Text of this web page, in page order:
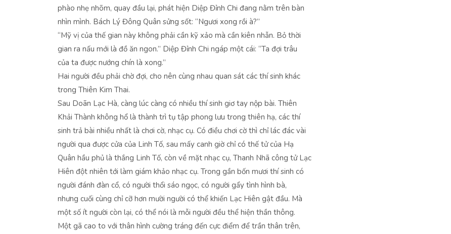
phào nhẹ nhõm, quay đầu lại, phát hiện Diệp Đỉnh Chi đang nằm trên bàn
nhìn mình. Bách Lý Đông Quân sửng sốt: “Ngươi xong rồi à?”
“Mỹ vị của thế gian này không phải cần kỹ xảo mà cần kiên nhẫn. Bỏ thời
gian ra nấu mới là đồ ăn ngon.” Diệp Đỉnh Chi ngáp một cái: “Ta đợi trâu
của ta được nướng chín là xong.”
Hai người đều phải chờ đợi, cho nên cùng nhau quan sát các thí sinh khác
trong Thiên Kim Thai.
Sau Doãn Lạc Hà, càng lúc càng có nhiều thí sinh giơ tay nộp bài. Thiên
Khải Thành không hổ là thành trì tụ tập phong lưu trong thiên hạ, các thí
sinh trả bài nhiều nhất là chơi cờ, nhạc cụ. Có điều chơi cờ thì chỉ lác đác vài
người qua được cửa của Linh Tố, sau mấy canh giờ chỉ có thế tử của Hạ
Quân hầu phủ là thắng Linh Tố, còn về mặt nhạc cụ, Thanh Nhã công tử Lạc
Hiên đột nhiên tới làm giám khảo nhạc cụ. Trong gần bốn mươi thí sinh có
người đánh đàn cổ, có người thổi sáo ngọc, có người gẩy tình hình bà,
nhưng cuối cùng chỉ cỡ hơn mười người có thể khiến Lạc Hiên gật đầu. Mà
một số ít người còn lại, có thể nói là mỗi người đều thể hiện thần thông.
Một gã cao to với thân hình cường tráng đến cực điểm để trần thân trên,